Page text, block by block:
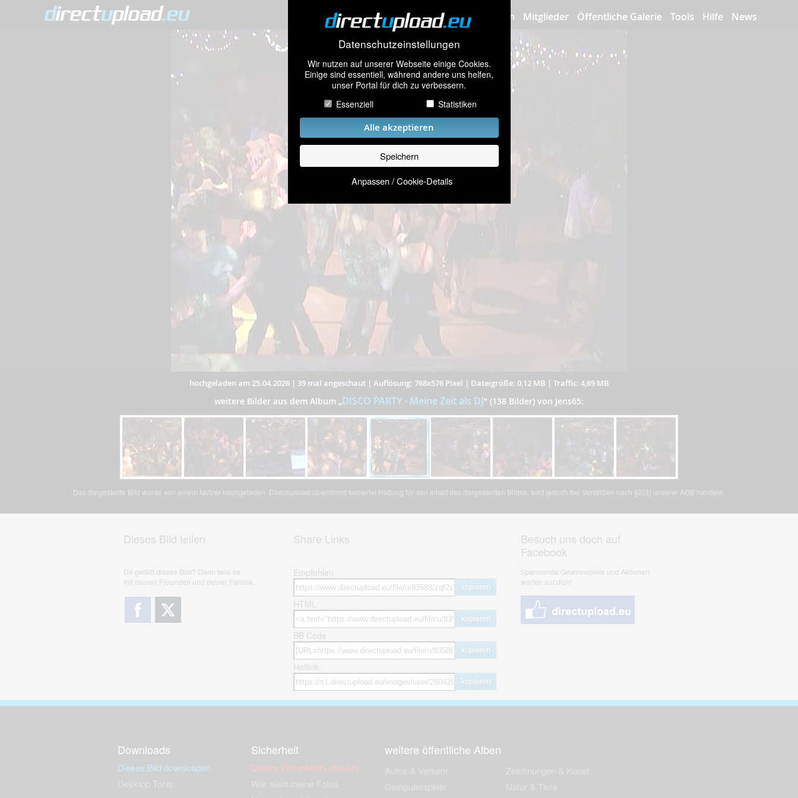
Datenschutzeinstellungen
Wir nutzen auf unserer Webseite einige Cookies.
Einige sind essentiell, während andere uns helfen,
unser Portal für dich zu verbessern.
Essenziell
Statistiken
Alle akzeptieren
Speichern
Anpassen / Cookie-Details
Bilder hochladen Mitglieder Öffentliche Galerie Tools Hilfe News
hochgeladen am 25.04.2026| 39 mal angeschaut| Auflösung: 768x576 Pixel | Dateigröße: 0,12 MB | Traffic: 4,69 MB
weitere Bilder aus dem Album „DISCO PARTY - Meine Zeit als DJ” (138 Bilder) von Jens65:
Das dargestellte Bild wurde von einem Nutzer hochgeladen. Directupload übernimmt keinerlei Haftung für den Inhalt des dargestellten Bildes, wird jedoch bei Verstößen nach §2(3) unserer AGB handeln.
Dieses Bild teilen
Dir gefällt dieses Bild? Dann teile es
mit deinen Freunden und deiner Familie.
Share Links
Empfohlen
kopieren
HTML
kopieren
BB Code
kopieren
Hotlink
kopieren
Besuch uns doch auf
Facebook
Spannende Gewinnspiele und Aktionen
warten auf dich!
Downloads
Dieses Bild downloaden
Sicherheit
Dieses Bild melden (Abuse)
weitere öffentliche Alben